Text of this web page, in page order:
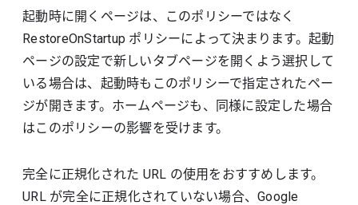
起動時に開くページは、このポリシーではなく
RestoreOnStartup ポリシーによって決まります。起動
ページの設定で新しいタブページを開くよう選択して
いる場合は、起動時もこのポリシーで指定されたペー
ジが開きます。ホームページも、同様に設定した場合
はこのポリシーの影響を受けます。
完全に正規化された URL の使用をおすすめします。
URL が完全に正規化されていない場合、Google